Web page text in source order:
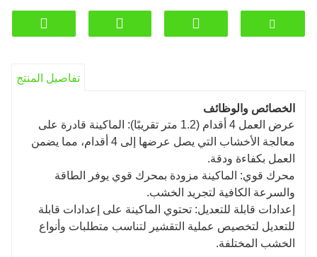
تفاصيل المنتج
الخصائص والوظائف
عرض العمل 4 أقدام (1.2 متر تقريبًا): الماكينة قادرة على
معالجة الأخشاب التي يصل عرضها إلى 4 أقدام، مما يضمن
العمل بكفاءة ودقة.
محرك قوي: الماكينة مزودة بمحرك قوي يوفر الطاقة
والسرعة الكافية لتجريد الخشب.
إعدادات قابلة للتعديل: تحتوي الماكينة على إعدادات قابلة
للتعديل لتخصيص عملية التقشير لتناسب متطلبات وأنواع
الخشب المختلفة.